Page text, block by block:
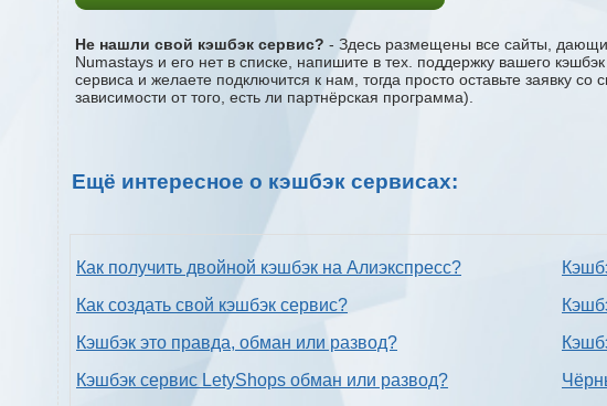
Не нашли свой кэшбэк сервис? - Здесь размещены все сайты,
Numastays и его нет в списке, напишите в тех. поддержку вашего
сервиса и желаете подключится к нам, тогда просто оставьте заявку
зависимости от того, есть ли партнёрская программа).
Ещё интересное о кэшбэк сервисах:
Как получить двойной кэшбэк на Алиэкспресс?
Как создать свой кэшбэк сервис?
Кэшбэк это правда, обман или развод?
Кэшбэк сервис LetyShops обман или развод?